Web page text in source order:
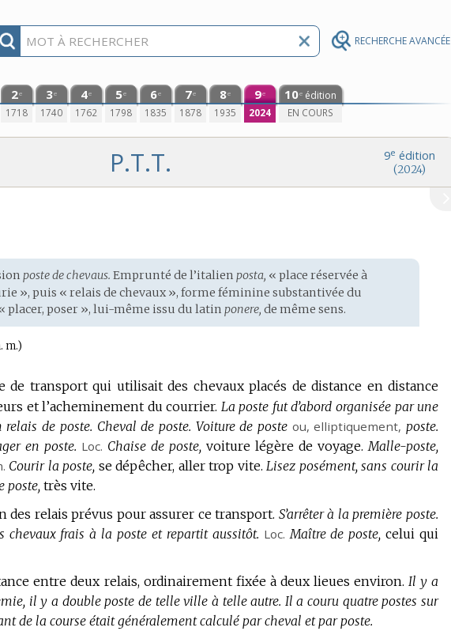
RECHERCHE AVANCÉE
2e
1718
3e
1740
4e
1762
5e
1798
6e
1835
7e
1878
8e
1935
9e
2024
10e édition
EN COURS
9e édition
(2024)
P.T.T.
poste de chevaus. Emprunté de l’italien posta, « place réservée à
», puis « relais de chevaux », forme féminine substantivée du
placer, poser », lui-même issu dulatin ponere, de même sens.
m.)
de transport qui utilisait des chevaux placés de distance en distance
et l’acheminement du courrier. La poste fut d’abord organisée par une
relais de poste. Cheval de poste. Voiture de poste ou,elliptiquement, poste.
en poste. Loc. Chaise de poste, voiture légère de voyage. Malle-poste,
Courir la poste, se dépêcher, aller trop vite. Lisez posément, sans courir la
poste, très vite.
des relais prévus pour assurer ce transport. S’arrêter à la première poste.
chevaux frais à la poste et repartit aussitôt. Loc. Maître de poste, celui qui
entre deux relais, ordinairement fixée à deux lieues environ. Il y a
il y a double poste de telle ville à telle autre. Il a couru quatre postes sur
de la course était généralement calculé par cheval et par poste.